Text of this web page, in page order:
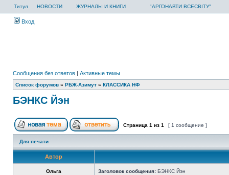
Титул НОВОСТИ ЖУРНАЛЫ И КНИГИ "АРГОНАВТИ ВСЕСВІТУ"
Вход
Сообщения без ответов | Активные темы
Список форумов » РБЖ-Азимут » КЛАССИКА НФ
БЭНКС Йэн
Страница 1 из 1 [ 1 сообщение ]
Для печати
Автор
Ольга Заголовок сообщения: БЭНКС Йэн